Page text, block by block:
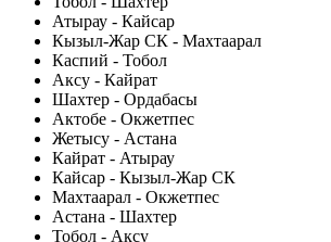
Атырау - Кайсар
Кызыл-Жар СК - Махтаарал
Каспий - Тобол
Аксу - Кайрат
Шахтер - Ордабасы
Актобе - Окжетпес
Жетысу - Астана
Кайрат - Атырау
Кайсар - Кызыл-Жар СК
Махтаарал - Окжетпес
Астана - Шахтер
Тобол - Аксу